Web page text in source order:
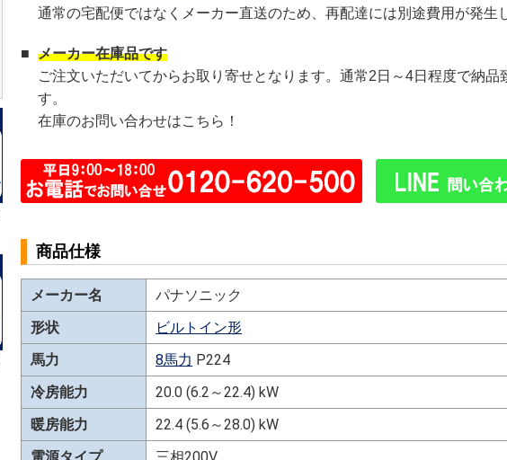
通常の宅配便ではなくメーカー直送のため、再配達には別途費用が発生
■ メーカー在庫品です
ご注文いただいてからお取り寄せとなります。通常2日～4日程度で納品
す。
在庫のお問い合わせはこちら！
商品仕様
メーカー名
パナソニック
形状
ビルトイン形
馬力
8馬力 P224
冷房能力
20.0 (6.2～22.4) kW
暖房能力
22.4 (5.6～28.0) kW